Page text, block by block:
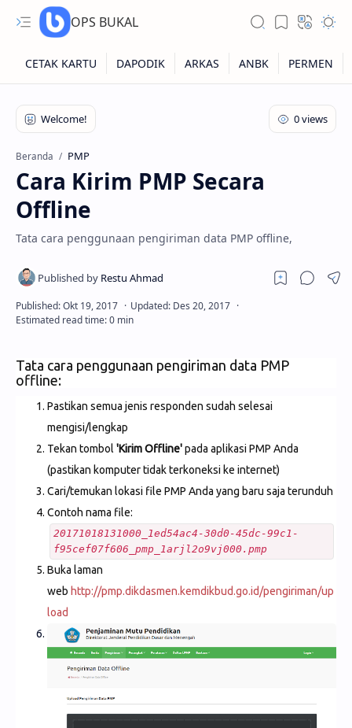
OPS BUKAL
Kartu NUPTK
Kartu NRG
Kartu NISN
Kartu NISN Foto
Kartu NISN Massal
Beranda PMP
Cara Kirim PMP Secara
Offline
Tata cara penggunaan pengiriman data PMP offline,
Tata cara penggunaan pengiriman data PMP
offline:
Pastikan semua jenis responden sudah selesai
mengisi/lengkap
Tekan tombol 'Kirim Offline'pada aplikasi PMP Anda
(pastikan komputer tidak terkoneksi ke internet)
Cari/temukan lokasi file PMP Anda yang baru saja terunduh
Contoh nama file:
20171018131000_1ed54ac4-30d0-45dc-99c1-
f95cef07f606_pmp_1arjl2o9vj000.pmp
Buka laman
web http://pmp.dikdasmen.kemdikbud.go.id/pengiriman/up
load